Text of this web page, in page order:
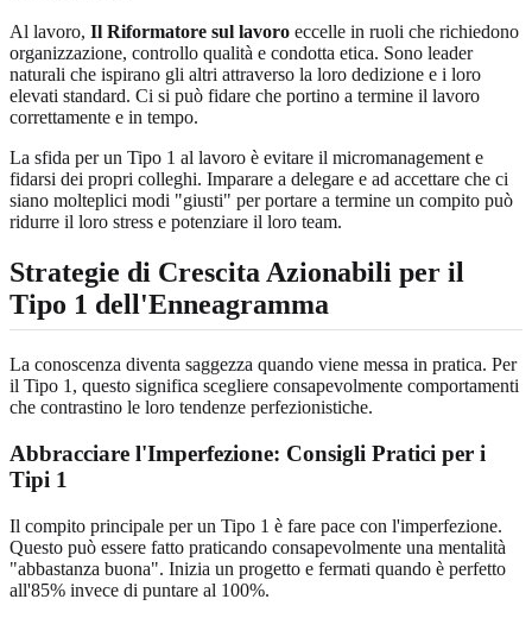
Al lavoro, Il Riformatore sul lavoro eccelle in ruoli che richiedono
organizzazione, controllo qualità e condotta etica. Sono leader
naturali che ispirano gli altri attraverso la loro dedizione e i loro
elevati standard. Ci si può fidare che portino a termine il lavoro
correttamente e in tempo.
La sfida per un Tipo 1 al lavoro è evitare il micromanagement e
fidarsi dei propri colleghi. Imparare a delegare e ad accettare che ci
siano molteplici modi "giusti" per portare a termine un compito può
ridurre il loro stress e potenziare il loro team.
Strategie di Crescita Azionabili per il
Tipo 1 dell'Enneagramma
La conoscenza diventa saggezza quando viene messa in pratica. Per
il Tipo 1, questo significa scegliere consapevolmente comportamenti
che contrastino le loro tendenze perfezionistiche.
Abbracciare l'Imperfezione: Consigli Pratici per i
Tipi 1
Il compito principale per un Tipo 1 è fare pace con l'imperfezione.
Questo può essere fatto praticando consapevolmente una mentalità
"abbastanza buona". Inizia un progetto e fermati quando è perfetto
all'85% invece di puntare al 100%.